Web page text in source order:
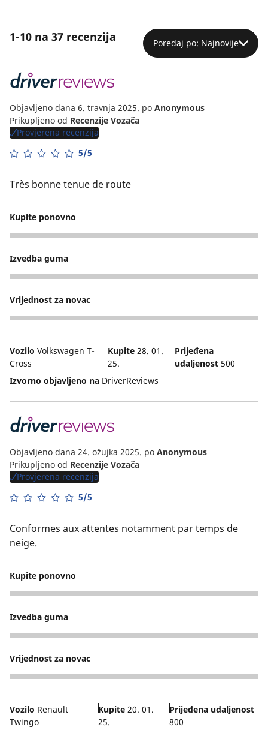
1-10 na 37 recenzija Poredaj po: Najnovije
Objavljeno dana 6. travnja 2025. po Anonymous
Prikupljeno od Recenzije Vozača
Provjerena recenzija
5/5
Très bonne tenue de route
Kupite ponovno
5
Izvedba guma
5
Vrijednost za novac
5
Vozilo Volkswagen T-
Cross
Kupite28. 01.
25.
Prijeđena
udaljenost500
Izvorno objavljeno na DriverReviews
Objavljeno dana 24. ožujka 2025. po Anonymous
Prikupljeno od Recenzije Vozača
Provjerena recenzija
5/5
Conformes aux attentes notamment par temps de
neige.
Kupite ponovno
5
Izvedba guma
3
Vrijednost za novac
5
Vozilo Renault
Twingo
Kupite 20. 01.
25.
Prijeđena udaljenost
800